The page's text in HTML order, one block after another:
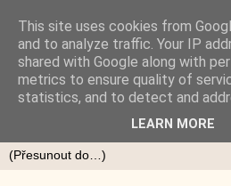
This site uses cookies from
and to analyze traffic. Your IP
shared with Google along with
metrics to ensure quality of
statistics, and to detect and
LEARN MORE